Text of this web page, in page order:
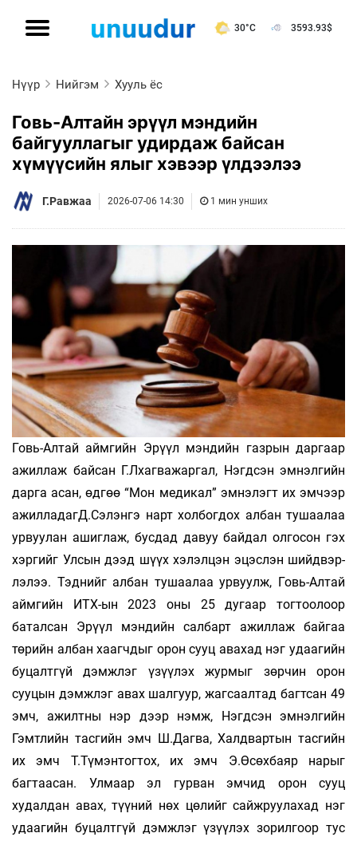
30°C 3593.93$
Нүүр Нийгэм Хууль ёс
Говь-Алтайн эрүүл мэндийн
байгууллагыг удирдаж байсан
хүмүүсийн ялыг хэвээр үлдээлээ
Г.Равжаа 2026-07-06 14:30 1 мин унших
Говь-Алтай аймгийн Эрүүл мэндийн газрын даргаар
ажиллаж байсан Г.Лхагважаргал, Нэгдсэн эмнэлгийн
дарга асан, өд­гөө “Мон медикал” эмнэлэгт их эмчээр
ажил­ладагД.Сэлэнгэ нарт холбогдох ал­бан тушаалаа
урвуулан ашиглаж, бусдад давуу байдал олгосон гэх
хэргийг Улсын дээд шүүх хэлэлцэн эцэслэн шийд­вэр­
лэлээ. Тэднийг албан тушаалаа урвуулж, Говь-Алтай
аймгийн ИТХ-ын 2023 оны 25 дугаар тогтоолоор
баталсан Эрүүл мэндийн салбарт ажиллаж байгаа
төрийн албан хаагчдыг орон сууц авахад нэг удаагийн
буцалтгүй дэмж­лэг үзүүлэх журмыг зөрчин орон
сууцын дэмжлэг авах шалгуур, жагсаалтад багт­сан 49
эмч, ажилтны нэр дээр нэмж, Нэгдсэн эмнэлгийн
Гэмтлийн тасгийн эмч Ш.Дагва, Халдвартын тасгийн
их эмч Т.Түмэнтогтох, их эмч Э.Өсөхбаяр нарыг
багтаасан. Улмаар эл гурван эмчид орон сууц
худалдан авах, түүний нөх­­ цөлийг сайжруулахад нэг
удаагийн буцалт­гүй дэмжлэг үзүүлэх зорилгоор тус